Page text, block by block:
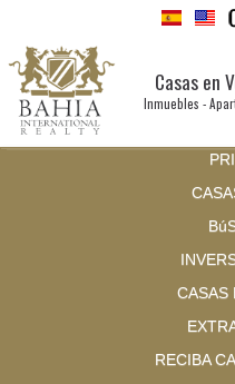
Casas en
Inmuebles -
CASAS
RECIBA